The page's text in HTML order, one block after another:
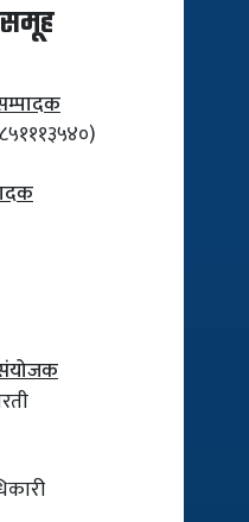
समूह